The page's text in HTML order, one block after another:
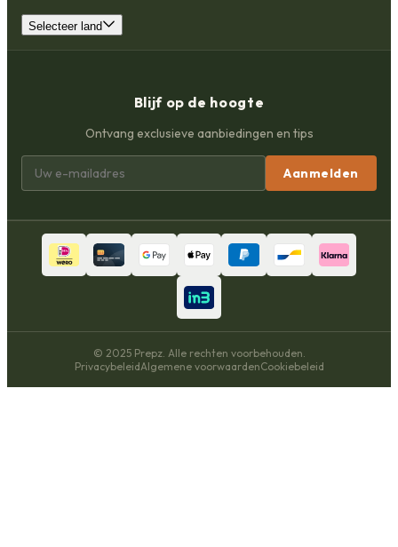
Selecteer land
Blijf op de hoogte
Ontvang exclusieve aanbiedingen en tips
Aanmelden
© 2025 Prepz. Alle rechten voorbehouden.
PrivacybeleidAlgemene voorwaardenCookiebeleid